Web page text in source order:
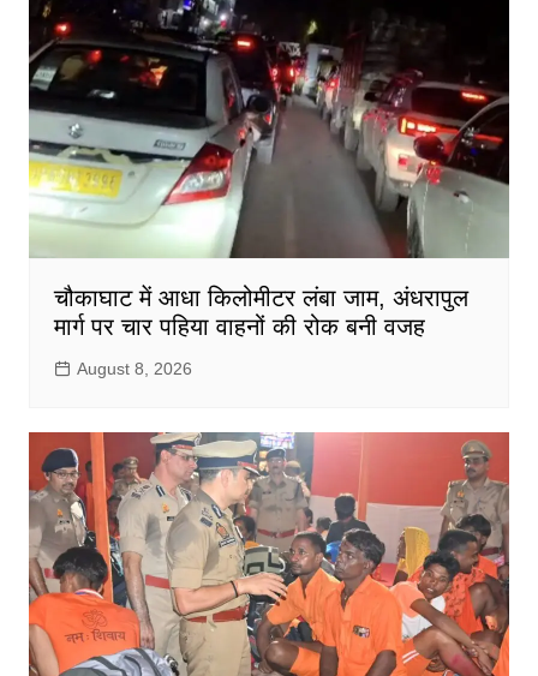
चौकाघाट में आधा किलोमीटर लंबा जाम, अंधरापुल
मार्ग पर चार पहिया वाहनों की रोक बनी वजह
August 8, 2026